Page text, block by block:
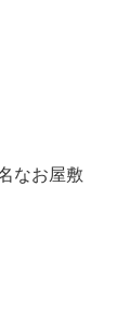
なお屋敷